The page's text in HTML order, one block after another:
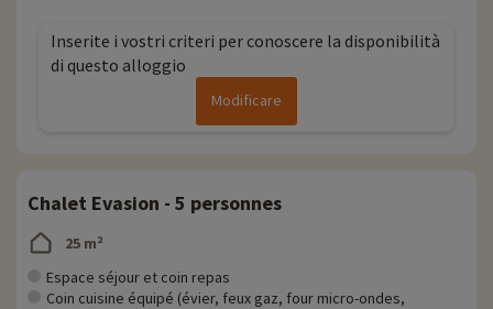
Inserite i vostri criteri per conoscere la disponibilità
di questo alloggio
Modificare
Chalet Evasion - 5 personnes
25 m²
Espace séjour et coin repas
Coin cuisine équipé (évier, feux gaz, four micro-ondes,